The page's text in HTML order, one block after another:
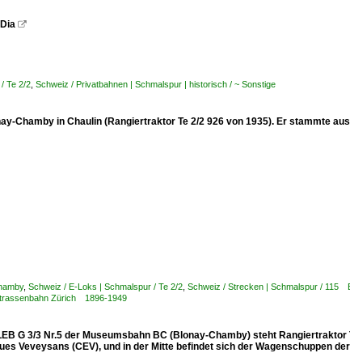

Te 2/2 Schweiz / Privatbahnen | Schmalspur | historisch / ~ Sonstige
Chamby in Chaulin (Rangiertraktor Te 2/2 926 von 1935). Er stammte
, Schweiz / E-Loks | Schmalspur / Te 2/2 Schweiz / Strecken | Schmalspur / 115
Zürich 1896-1949
G 3/3 Nr.5 der Museumsbahn BC (Blonay-Chamby) steht Rangiertraktor
Veveysans (CEV), und in der Mitte befindet sich der Wagenschuppen